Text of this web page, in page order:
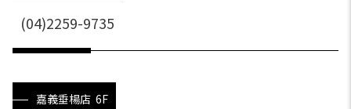
(04)2259-9735
嘉義垂楊店 6F